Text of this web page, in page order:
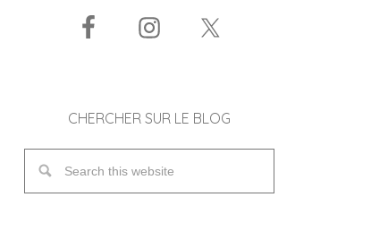
CHERCHER SUR LE BLOG